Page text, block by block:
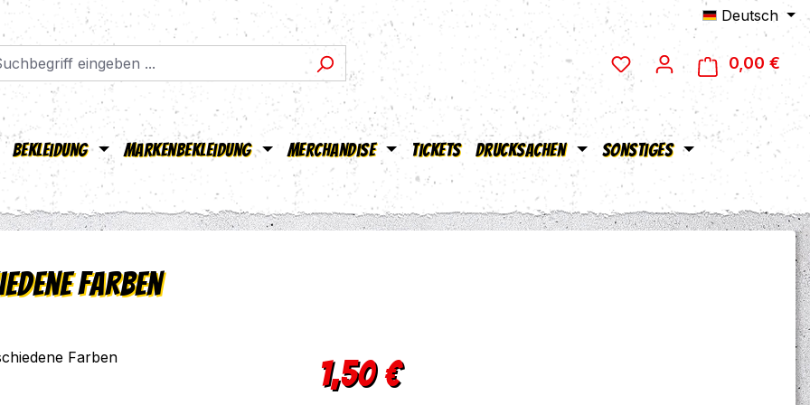
Deutsch
0,00 €
Bekleidung Markenbekleidung Merchandise Tickets Drucksachen Sonstiges
Farben
Regulärer Preis:
1,50 €